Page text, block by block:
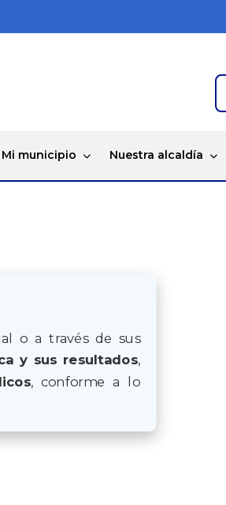
Mi municipio Nuestra alcaldía
o a través de sus
y sus resultados,
, conforme a lo